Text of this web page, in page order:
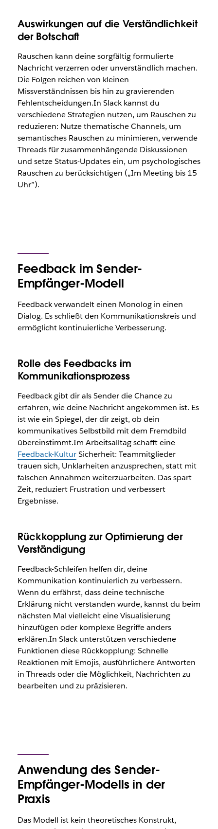
Auswirkungen auf die Verständlichkeit
der Botschaft
Rauschen kann deine sorgfältig formulierte
Nachricht verzerren oder unverständlich machen.
Die Folgen reichen von kleinen
Missverständnissen bis hin zu gravierenden
Fehlentscheidungen.In Slack kannst du
verschiedene Strategien nutzen, um Rauschen zu
reduzieren: Nutze thematische Channels, um
semantisches Rauschen zu minimieren, verwende
Threads für zusammenhängende Diskussionen
und setze Status-Updates ein, um psychologisches
Rauschen zu berücksichtigen („Im Meeting bis 15
Uhr”).
Feedback im Sender-
Empfänger-Modell
Feedback verwandelt einen Monolog in einen
Dialog. Es schließt den Kommunikationskreis und
ermöglicht kontinuierliche Verbesserung.
Rolle des Feedbacks im
Kommunikationsprozess
Feedback gibt dir als Sender die Chance zu
erfahren, wie deine Nachricht angekommen ist. Es
ist wie ein Spiegel, der dir zeigt, ob dein
kommunikatives Selbstbild mit dem Fremdbild
übereinstimmt.Im Arbeitsalltag schafft eine
Feedback-KulturSicherheit: Teammitglieder
trauen sich, Unklarheiten anzusprechen, statt mit
falschen Annahmen weiterzuarbeiten. Das spart
Zeit, reduziert Frustration und verbessert
Ergebnisse.
Rückkopplung zur Optimierung der
Verständigung
Feedback-Schleifen helfen dir, deine
Kommunikation kontinuierlich zu verbessern.
Wenn du erfährst, dass deine technische
Erklärung nicht verstanden wurde, kannst du beim
nächsten Mal vielleicht eine Visualisierung
hinzufügen oder komplexe Begriffe anders
erklären.In Slack unterstützen verschiedene
Funktionen diese Rückkopplung: Schnelle
Reaktionen mit Emojis, ausführlichere Antworten
in Threads oder die Möglichkeit, Nachrichten zu
bearbeiten und zu präzisieren.
Anwendung des Sender-
Empfänger-Modells in der
Praxis
Das Modell ist kein theoretisches Konstrukt,